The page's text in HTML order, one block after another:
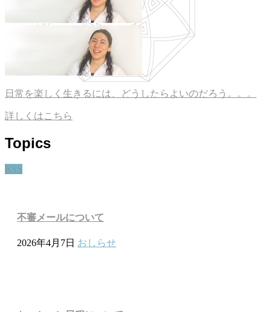
日常を楽しく生きるには、どうしたらよいのだろう。。。
詳しくはこちら
Topics
RSS
不審メールについて
2026年4月7日 おしらせ